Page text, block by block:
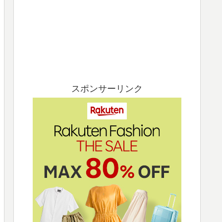
スポンサーリンク